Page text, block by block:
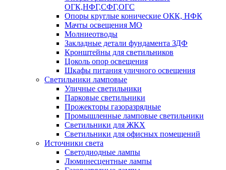
ОГК,НФГ,СФГ,ОГС
Опоры круглые конические ОКК, НФК
Мачты освещения МО
Молниеотводы
Закладные детали фундамента ЗДФ
Кронштейны для светильников
Цоколь опор освещения
Шкафы питания уличного освещения
Светильники ламповые
Уличные светильники
Парковые светильники
Прожекторы газоразрядные
Промышленные ламповые светильники
Светильники для ЖКХ
Светильники для офисных помещений
Источники света
Светодиодные лампы
Люминесцентные лампы